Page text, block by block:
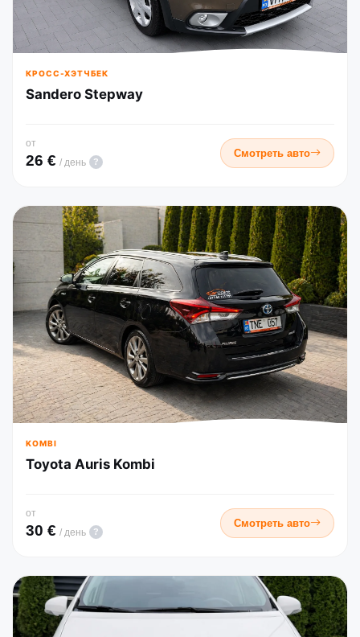
КРОСС-ХЭТЧБЕК
Sandero Stepway
от
26 € / день ?
Смотреть авто
KOMBI
Toyota Auris Kombi
от
30 € / день ?
Смотреть авто